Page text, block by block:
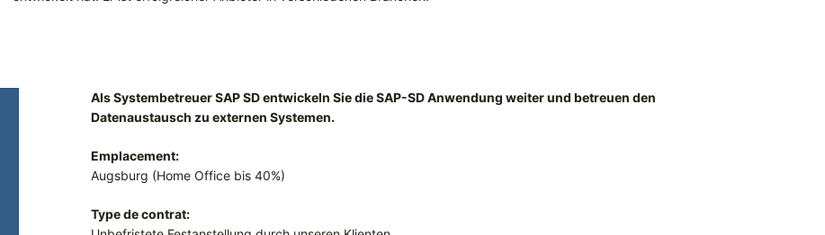
Als Systembetreuer SAP SD entwickeln Sie die SAP-SD Anwendung weiter und betreuen den
Datenaustausch zu externen Systemen.
Emplacement:
Augsburg (Home Office bis 40%)
Type de contrat: